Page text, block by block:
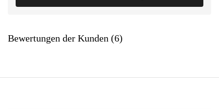
Bewertungen der Kunden (6)